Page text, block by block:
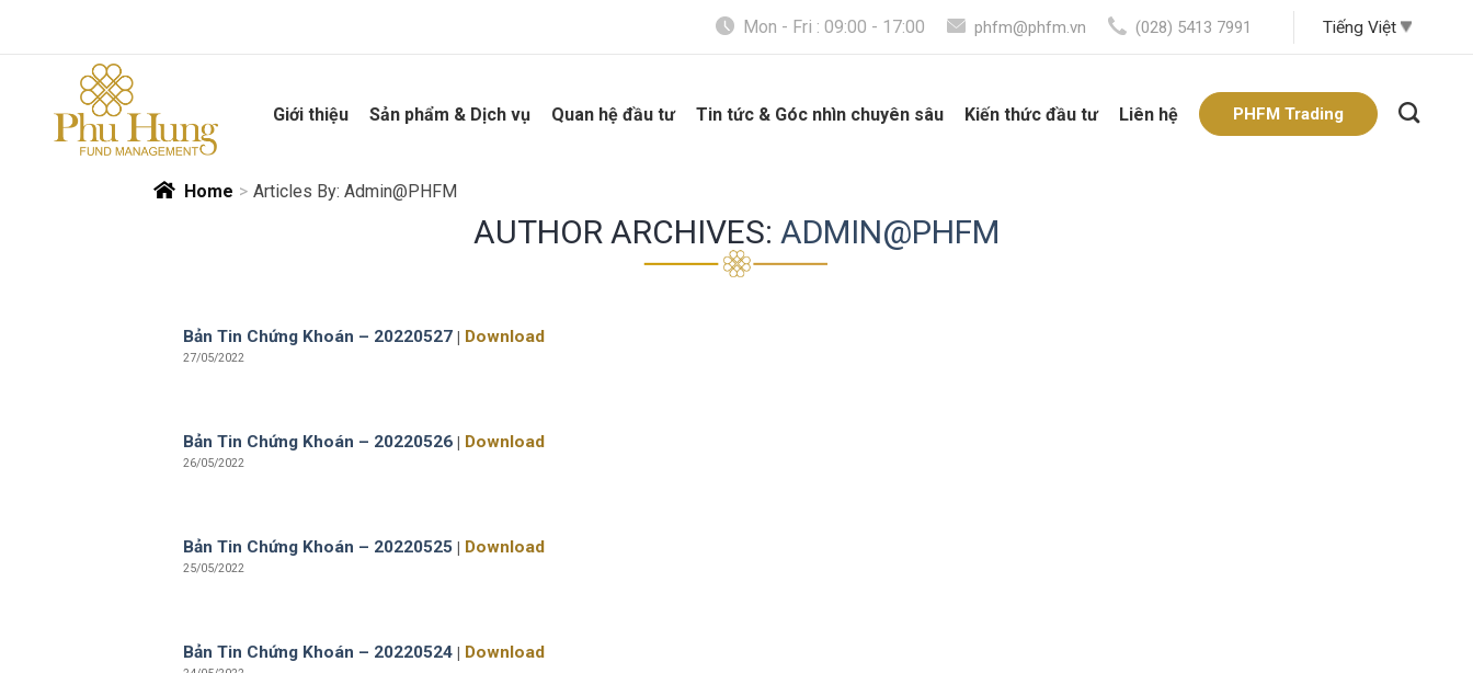
content
Mon - Fri : 09:00 - 17:00 phfm@phfm.vn (028) 5413 7991
Giới thiệu Sản phẩm & Dịch vụ Quan hệ đầu tư Tin tức & Góc nhìn chuyên sâu Kiến thức đầu tư Liên hệ PHFM Trading
Home > Articles By: Admin@PHFM
AUTHOR ARCHIVES: ADMIN@PHFM
Bản Tin Chứng Khoán – 20220527 | Download
27/05/2022
Bản Tin Chứng Khoán – 20220526 | Download
26/05/2022
Bản Tin Chứng Khoán – 20220525 | Download
25/05/2022
Bản Tin Chứng Khoán – 20220524 | Download